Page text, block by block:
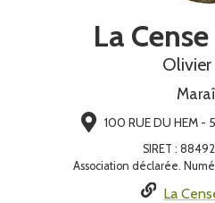
La
Olivier
100 RUE DU HEM -
SIRET :
Association déclarée.
La